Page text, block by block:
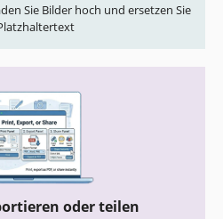
Sie Bilder hoch und ersetzen Sie
oder teilen